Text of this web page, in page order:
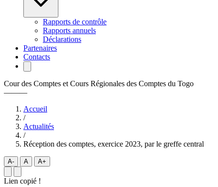
Rapports de contrôle
Rapports annuels
Déclarations
Partenaires
Contacts
Cour des Comptes et Cours Régionales des Comptes du Togo
———
Accueil
/
Actualités
/
Réception des comptes, exercice 2023, par le greffe central
A- A A+
Lien copié !